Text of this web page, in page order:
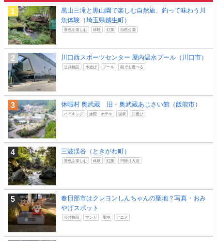
黒山三滝と黒山園で楽しむ自然旅、釣って味わう川
魚体験（埼玉県越生町）
景色を楽しむ 体験 紅葉 自然公園
川口西スポーツセンター 屋内温水プール（川口市）
公共施設 水遊び プール 雨でも遊べる
休暇村 奥武蔵 旧・奥武蔵あじさい館（飯能市）
ハイキング 旅館・ホテル 温泉 川遊び
三波渓谷（ときがわ町）
景色を楽しむ 体験 紅葉 日帰り入浴
春日部市はクレヨンしんちゃんの聖地？写真・おみ
やげスポット
公共施設 マンガ 聖地 アニメ